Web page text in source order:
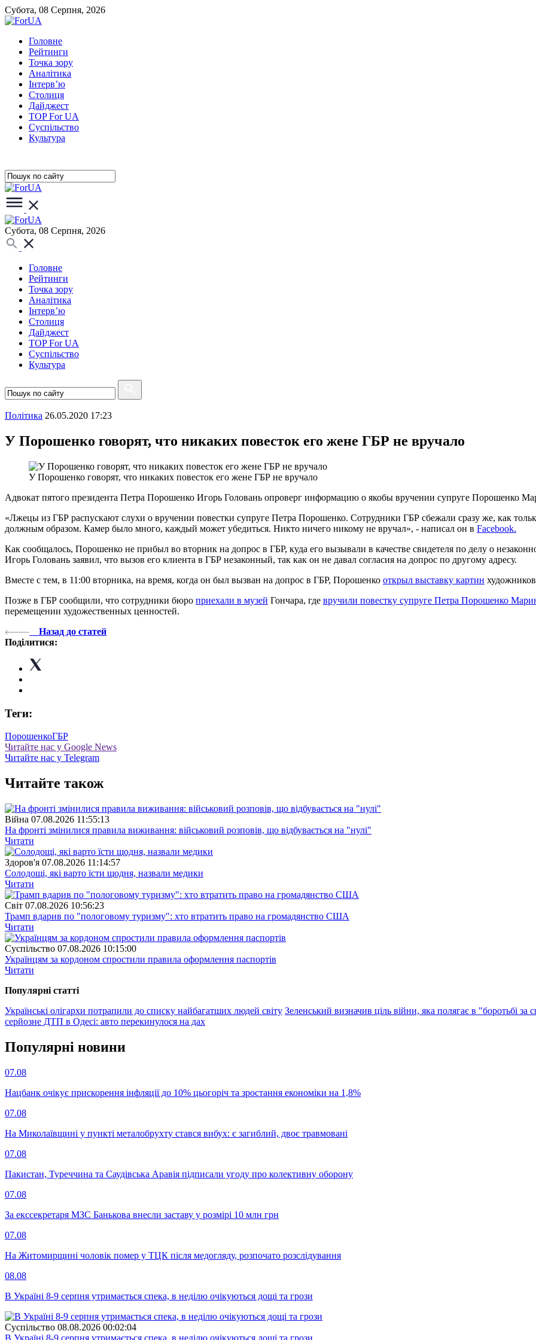
Субота, 08 Серпня, 2026
Головне
Рейтинги
Точка зору
Аналітика
Інтерв’ю
Столиця
Дайджест
TOP For UA
Суспiльство
Культура
Субота, 08 Серпня, 2026
Головне
Рейтинги
Точка зору
Аналітика
Інтерв’ю
Столиця
Дайджест
TOP For UA
Суспiльство
Культура
Полiтика 26.05.2020 17:23
У Порошенко говорят, что никаких повесток его жене ГБР не вручало
У Порошенко говорят, что никаких повесток его жене ГБР не вручало
Адвокат пятого президента Петра Порошенко Игорь Головань опроверг информацию о якобы вручении супруге Порошенко
«Лжецы из ГБР распускают слухи о вручении повестки супруге Петра Порошенко. Сотрудники ГБР сбежали сразу же, как
должным образом. Камер было много, каждый может убедиться. Никто ничего никому не вручал», - написал он в Facebook.
Как сообщалось, Порошенко не прибыл во вторник на допрос в ГБР, куда его вызывали в качестве свидетеля по делу о
Игорь Головань заявил, что вызов его клиента в ГБР незаконный, так как он не давал согласия на допрос по другому адресу.
Вместе с тем, в 11:00 вторника, на время, когда он был вызван на допрос в ГБР, Порошенко открыл выставку картин
Позже в ГБР сообщили, что сотрудники бюро приехали в музей Гончара, где вручили повестку супруге Петра Порошенко
перемещении художественных ценностей.
Назад до статей
Поділитися:
Теги:
ПорошенкоГБР
Читайте нас у Google News
Читайте нас у Telegram
Читайте також
Війна 07.08.2026 11:55:13
На фронті змінилися правила виживання: військовий розповів, що відбувається на "нулі"
Читати
Здоров'я 07.08.2026 11:14:57
Солодощі, які варто їсти щодня, назвали медики
Читати
Свiт 07.08.2026 10:56:23
Трамп вдарив по "пологовому туризму": хто втратить право на громадянство США
Читати
Суспiльство 07.08.2026 10:15:00
Українцям за кордоном спростили правила оформлення паспортів
Читати
Популярнi статтi
Українські олігархи потрапили до списку найбагатших людей світу Зеленський визначив ціль війни, яка полягає в "боротьбі за
серйозне ДТП в Одесі: авто перекинулося на дах
Популярнi новини
07.08
Нацбанк очікує прискорення інфляції до 10% цьогоріч та зростання економіки на 1,8%
07.08
На Миколаївщині у пункті металобрухту стався вибух: є загиблий, двоє травмовані
07.08
Пакистан, Туреччина та Саудівська Аравія підписали угоду про колективну оборону
07.08
За екссекретаря МЗС Банькова внесли заставу у розмірі 10 млн грн
07.08
На Житомирщині чоловік помер у ТЦК після медогляду, розпочато розслідування
08.08
В Україні 8-9 серпня утримається спека, в неділю очікуються дощі та грози
Суспiльство 08.08.2026 00:02:04
В Україні 8-9 серпня утримається спека, в неділю очікуються дощі та грози